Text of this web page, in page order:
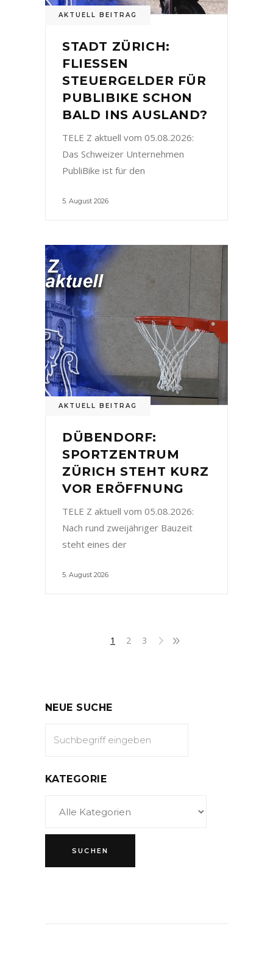
AKTUELL BEITRAG
STADT ZÜRICH:
FLIESSEN
STEUERGELDER FÜR
PUBLIBIKE SCHON
BALD INS AUSLAND?
TELE Z aktuell vom 05.08.2026:
Das Schweizer Unternehmen
PubliBike ist für den
5. August 2026
AKTUELL BEITRAG
DÜBENDORF:
SPORTZENTRUM
ZÜRICH STEHT KURZ
VOR ERÖFFNUNG
TELE Z aktuell vom 05.08.2026:
Nach rund zweijähriger Bauzeit
steht eines der
5. August 2026
1 2 3
NEUE SUCHE
KATEGORIE